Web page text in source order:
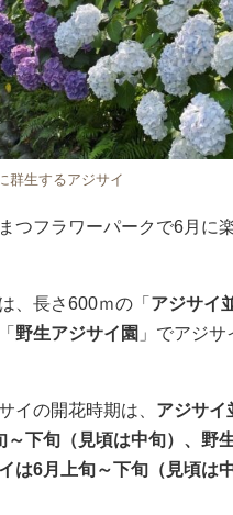
群生するアジサイ
つフラワーパークで6月に
、長さ600ｍの「 アジサイ
野生アジサイ園 」でアジ
イの開花時期は、 アジサイ
～下旬（見頃は中旬）、野
は6月上旬～下旬（見頃は中